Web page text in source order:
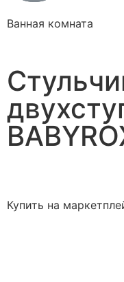
Ванная комната
Купить на